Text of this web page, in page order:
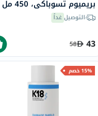
بريميوم تسوباكي، 450 مل
التوصيلغداً
43
58
15% خصم